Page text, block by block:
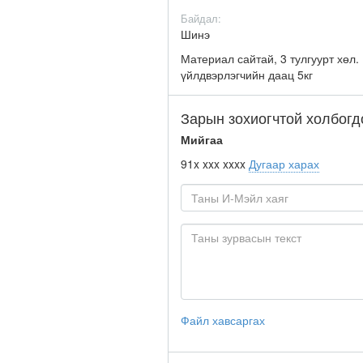
Байдал:
Шинэ
Материал сайтай, 3 тулгуурт хөл.
үйлдвэрлэгчийн даац 5кг
Зарын зохиогчтой
Мийгаа
91x xxx xxxx Дугаар харах
Файл хавсаргах